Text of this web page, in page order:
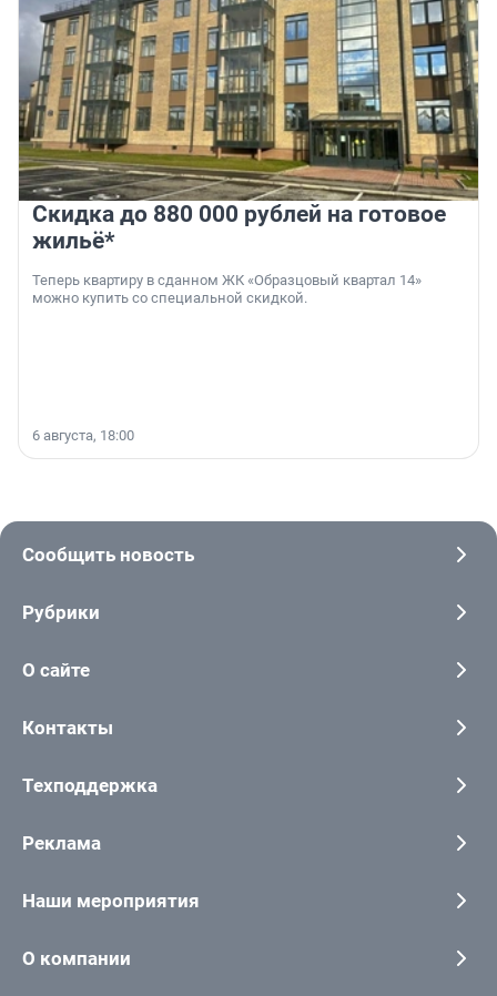
Скидка до 880 000 рублей на готовое
жильё*
Теперь квартиру в сданном ЖК «Образцовый квартал 14»
можно купить со специальной скидкой.
6 августа, 18:00
Сообщить новость
Рубрики
О сайте
Контакты
Техподдержка
Реклама
Наши мероприятия
О компании